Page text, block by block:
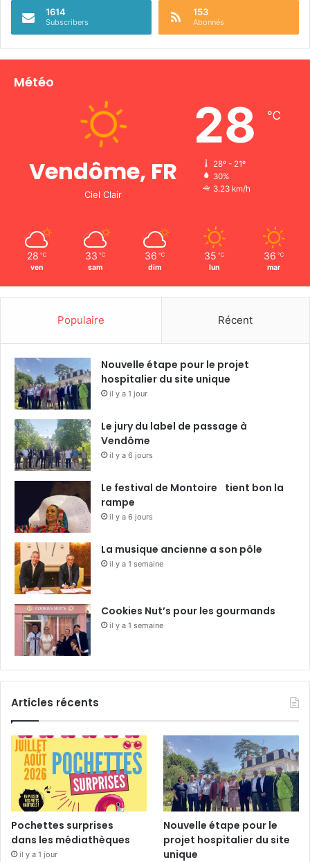
1614
Subscribers
153
Abonnés
Météo
Vendôme, FR
Ciel Clair
28 ℃
28º - 21º
30%
3.23 km/h
28 ℃
ven
33 ℃
sam
36 ℃
dim
35 ℃
lun
36 ℃
mar
Populaire Récent
Nouvelle étape pour le projet
hospitalier du site unique
il y a 1 jour
Le jury du label de passage à
Vendôme
il y a 6 jours
Le festival de Montoire tient bon la
rampe
il y a 6 jours
La musique ancienne a son pôle
il y a 1 semaine
Cookies Nut’s pour les gourmands
il y a 1 semaine
Articles récents
Pochettes surprises
dans les médiathèques
il y a 1 jour
Nouvelle étape pour le
projet hospitalier du site
unique